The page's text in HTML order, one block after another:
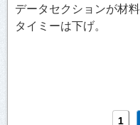
データセクションが材
タイミーは下げ。
1